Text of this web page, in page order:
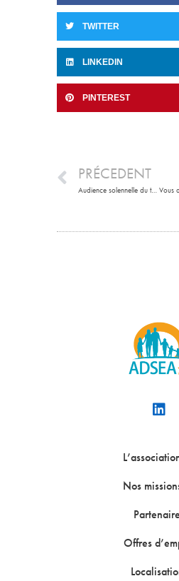
TWITTER
LINKEDIN
PINTEREST
PRÉCEDENT
Audience solennelle du tribunal judiciaire de Melun
Nos
Offres